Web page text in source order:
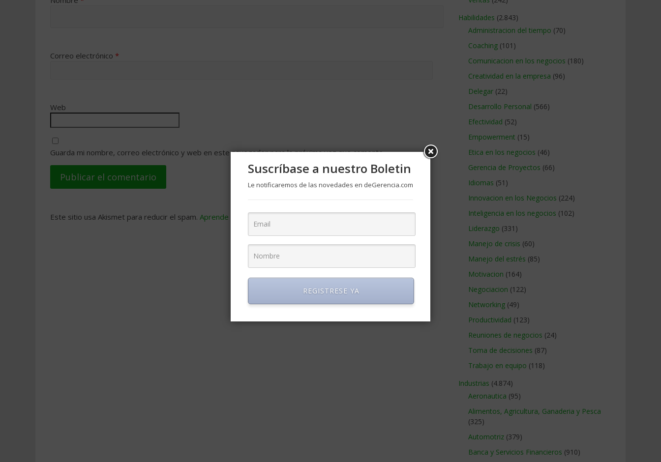
Correo electrónico *
Web
Guarda mi nombre, correo electrónico y web en este navegador para la próxima vez que comente.
Este sitio usa Akismet para reducir el spam. Aprende cómo se procesan los datos de tus comentarios
Habilidades (2.843)
Administracion del tiempo (70)
Coaching (101)
Comunicacion en los negocios (180)
Creatividad en la empresa (96)
Delegar (22)
Desarrollo Personal (566)
Efectividad (52)
Empowerment (15)
Etica en los negocios (46)
Gerencia de Proyectos (66)
Idiomas (51)
Innovacion en los Negocios (224)
Inteligencia en los negocios (102)
Liderazgo (331)
Manejo de crisis (60)
Manejo del estrés (85)
Motivacion (164)
Negociacion (122)
Networking (49)
Productividad (123)
Reuniones de negocios (24)
Toma de decisiones (87)
Trabajo en equipo (118)
Industrias (4.874)
Aeronautica (95)
Alimentos, Agricultura, Ganaderia y Pesca
(325)
Automotriz (379)
Banca y Servicios Financieros (910)
Suscríbase a nuestro Boletin
Le notificaremos de las novedades en deGerencia.com
REGISTRESE YA